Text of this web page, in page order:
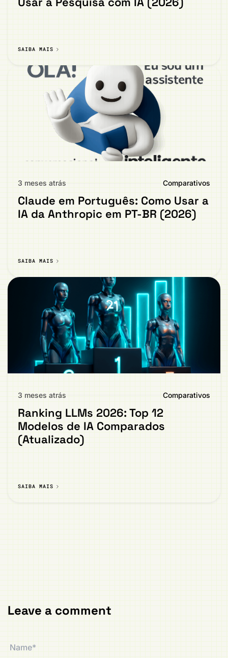
SAIBA MAIS
3 meses atrás Comparativos
Claude em Português: Como Usar a
IA da Anthropic em PT-BR (2026)
SAIBA MAIS
3 meses atrás Comparativos
Ranking LLMs 2026: Top 12
Modelos de IA Comparados
(Atualizado)
SAIBA MAIS
Leave a comment